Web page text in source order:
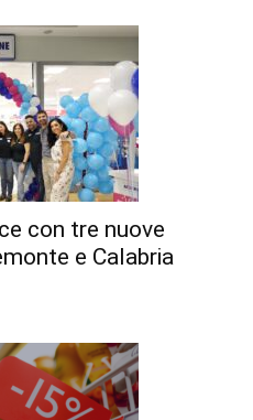
con tre nuove
e Calabria